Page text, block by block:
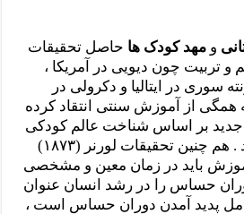
ومهد کودک ها حاصل تحقیقات
و تربیت چون دیویی در آمریکا ،
سوری در ایتالیا و دکرولی در
از آموزش سنتی انتقاد کرده
بر اساس شناخت عالم کودکی
هم رأی و هم صدا بودند . هم چنین تحقیقات لورنر (۱۸۷۳)
باید در زمان معین و مشخصی
حساس را در رشد انسان عنوان
پدید آمدن دوران حساس است ،